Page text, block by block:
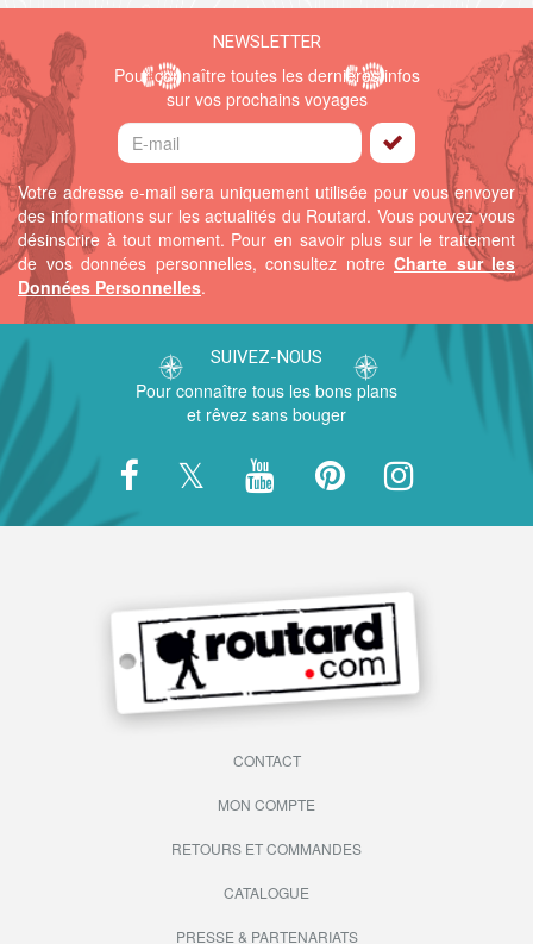
NEWSLETTER
Pour connaître toutes les dernières infos
sur vos prochains voyages
Votre adresse e-mail sera uniquement utilisée pour vous envoyer
des informations sur les actualités du Routard. Vous pouvez vous
désinscrire à tout moment. Pour en savoir plus sur le traitement
de vos données personnelles, consultez notre Charte sur les
Données Personnelles.
SUIVEZ-NOUS
Pour connaître tous les bons plans
et rêvez sans bouger
CONTACT
MON COMPTE
RETOURS ET COMMANDES
CATALOGUE
PRESSE & PARTENARIATS